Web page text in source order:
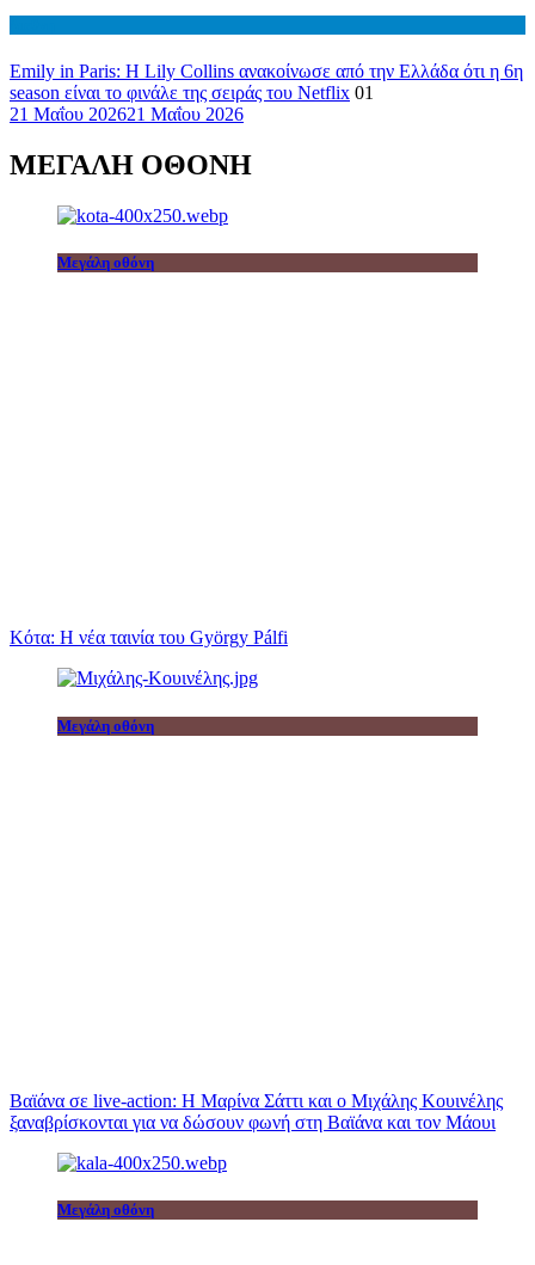
Emily in Paris: Η Lily Collins ανακοίνωσε από την Ελλάδα ότι η 6η
season είναι το φινάλε της σειράς του Netflix 01
21 Μαΐου 202621 Μαΐου 2026
ΜΕΓΑΛΗ ΟΘΟΝΗ
Μεγάλη οθόνη
Κότα: Η νέα ταινία του György Pálfi
Μεγάλη οθόνη
Βαϊάνα σε live-action: Η Μαρίνα Σάττι και ο Μιχάλης Κουινέλης
ξαναβρίσκονται για να δώσουν φωνή στη Βαϊάνα και τον Μάουι
Μεγάλη οθόνη